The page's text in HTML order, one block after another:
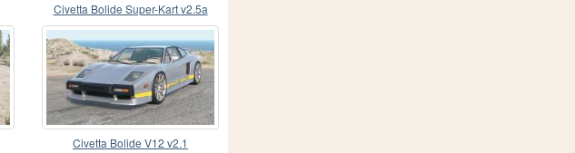
Civetta Bolide Super-Kart v2.5a
Civetta Bolide V12 v2.1